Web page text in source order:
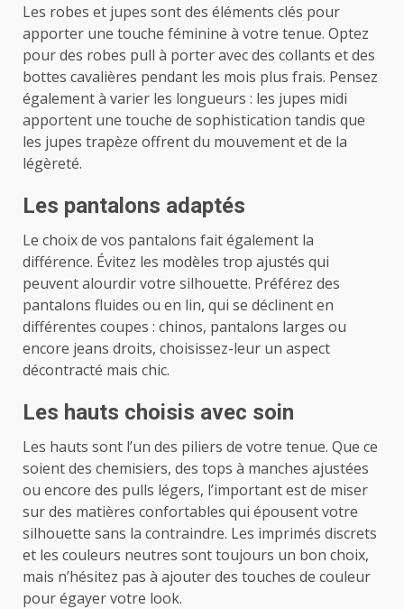
Les robes et jupes sont des éléments clés pour
apporter une touche féminine à votre tenue. Optez
pour des robes pull à porter avec des collants et des
bottes cavalières pendant les mois plus frais. Pensez
également à varier les longueurs : les jupes midi
apportent une touche de sophistication tandis que
les jupes trapèze offrent du mouvement et de la
légèreté.
Les pantalons adaptés
Le choix de vos pantalons fait également la
différence. Évitez les modèles trop ajustés qui
peuvent alourdir votre silhouette. Préférez des
pantalons fluides ou en lin, qui se déclinent en
différentes coupes : chinos, pantalons larges ou
encore jeans droits, choisissez-leur un aspect
décontracté mais chic.
Les hauts choisis avec soin
Les hauts sont l’un des piliers de votre tenue. Que ce
soient des chemisiers, des tops à manches ajustées
ou encore des pulls légers, l’important est de miser
sur des matières confortables qui épousent votre
silhouette sans la contraindre. Les imprimés discrets
et les couleurs neutres sont toujours un bon choix,
mais n’hésitez pas à ajouter des touches de couleur
pour égayer votre look.